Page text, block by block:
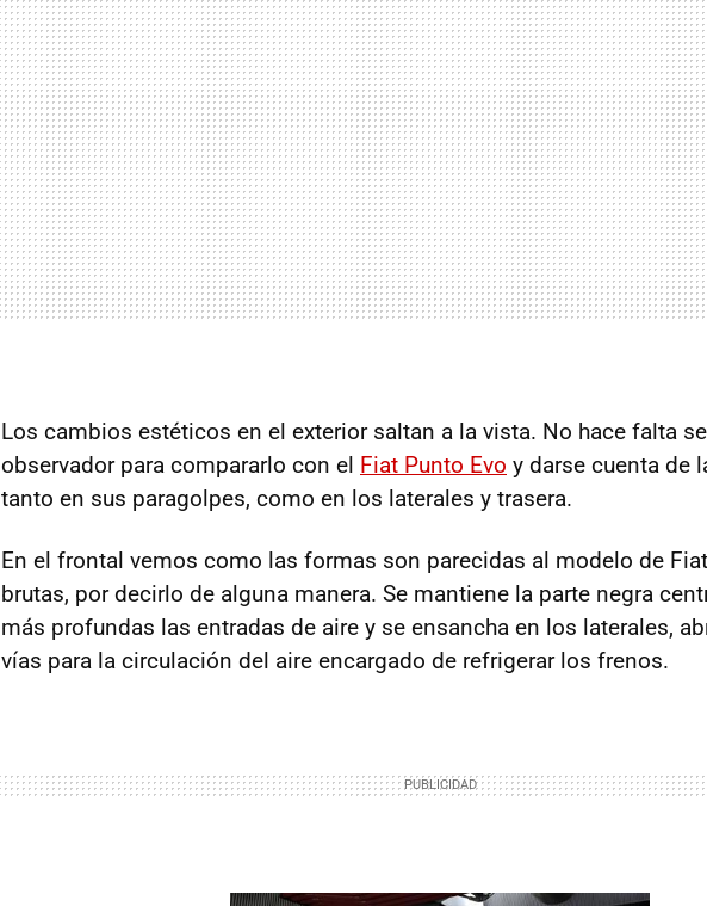
Los cambios estéticos en el exterior saltan a la vista. No hace falta
observador para compararlo con el Fiat Punto Evo y darse cuenta de
tanto en sus paragolpes, como en los laterales y trasera.
En el frontal vemos como las formas son parecidas al modelo de
brutas, por decirlo de alguna manera. Se mantiene la parte negra
más profundas las entradas de aire y se ensancha en los laterales,
vías para la circulación del aire encargado de refrigerar los frenos.